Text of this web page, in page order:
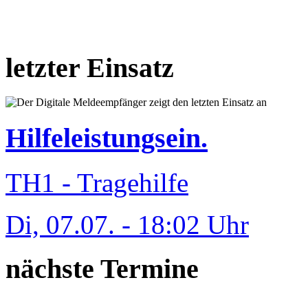
letzter Einsatz
Hilfeleistungsein.
TH1 - Tragehilfe
Di, 07.07. - 18:02 Uhr
nächste Termine